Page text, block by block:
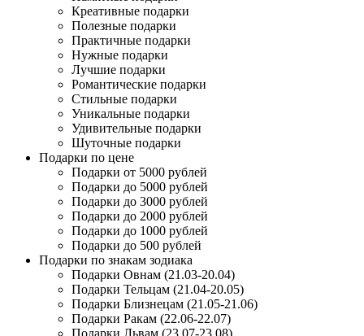
Креативные подарки
Полезные подарки
Практичные подарки
Нужные подарки
Лучшие подарки
Романтические подарки
Стильные подарки
Уникальные подарки
Удивительные подарки
Шуточные подарки
Подарки по цене
Подарки от 5000 рублей
Подарки до 5000 рублей
Подарки до 3000 рублей
Подарки до 2000 рублей
Подарки до 1000 рублей
Подарки до 500 рублей
Подарки по знакам зодиака
Подарки Овнам (21.03-20.04)
Подарки Тельцам (21.04-20.05)
Подарки Близнецам (21.05-21.06)
Подарки Ракам (22.06-22.07)
Подарки Львам (23.07-23.08)